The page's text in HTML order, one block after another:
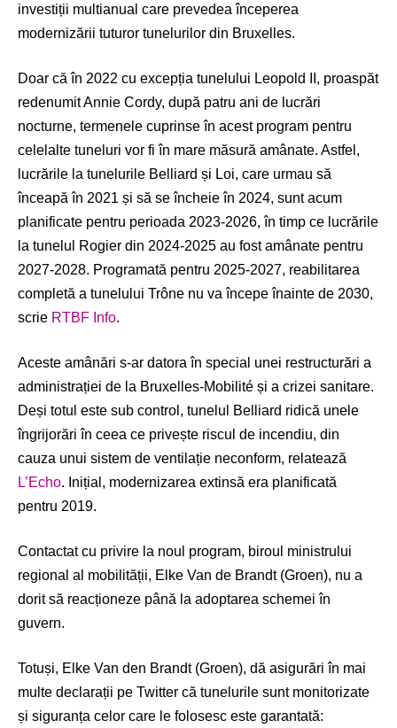
investiții multianual care prevedea începerea
modernizării tuturor tunelurilor din Bruxelles.
Doar că în 2022 cu excepția tunelului Leopold II, proaspăt
redenumit Annie Cordy, după patru ani de lucrări
nocturne, termenele cuprinse în acest program pentru
celelalte tuneluri vor fi în mare măsură amânate. Astfel,
lucrările la tunelurile Belliard și Loi, care urmau să
înceapă în 2021 și să se încheie în 2024, sunt acum
planificate pentru perioada 2023-2026, în timp ce lucrările
la tunelul Rogier din 2024-2025 au fost amânate pentru
2027-2028. Programată pentru 2025-2027, reabilitarea
completă a tunelului Trône nu va începe înainte de 2030,
scrie RTBF Info.
Aceste amânări s-ar datora în special unei restructurări a
administrației de la Bruxelles-Mobilité și a crizei sanitare.
Deși totul este sub control, tunelul Belliard ridică unele
îngrijorări în ceea ce privește riscul de incendiu, din
cauza unui sistem de ventilație neconform, relatează
L’Echo. Inițial, modernizarea extinsă era planificată
pentru 2019.
Contactat cu privire la noul program, biroul ministrului
regional al mobilității, Elke Van de Brandt (Groen), nu a
dorit să reacționeze până la adoptarea schemei în
guvern.
Totuși, Elke Van den Brandt (Groen), dă asigurări în mai
multe declarații pe Twitter că tunelurile sunt monitorizate
și siguranța celor care le folosesc este garantată: